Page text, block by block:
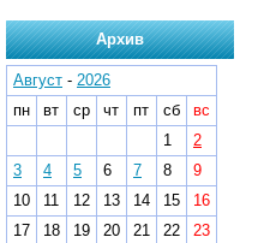
Архив
Август - 2026
пн
вт ср чт пт сб
вс
1
2
3
4 5 6 7 8
9
10
11 12 13 14 15
16
17
18 19 20 21 22
23